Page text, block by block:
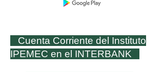
Cuenta Corriente del Instituto
IPEMEC en el INTERBANK